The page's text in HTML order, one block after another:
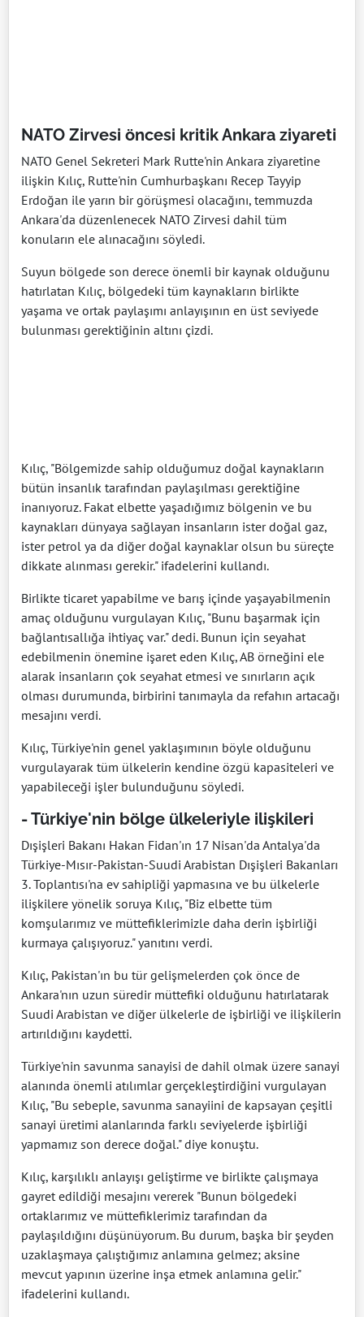
NATO Zirvesi öncesi kritik Ankara ziyareti
NATO Genel Sekreteri Mark Rutte'nin Ankara ziyaretine
ilişkin Kılıç, Rutte'nin Cumhurbaşkanı Recep Tayyip
Erdoğan ile yarın bir görüşmesi olacağını, temmuzda
Ankara'da düzenlenecek NATO Zirvesi dahil tüm
konuların ele alınacağını söyledi.
Suyun bölgede son derece önemli bir kaynak olduğunu
hatırlatan Kılıç, bölgedeki tüm kaynakların birlikte
yaşama ve ortak paylaşımı anlayışının en üst seviyede
bulunması gerektiğinin altını çizdi.
Kılıç, "Bölgemizde sahip olduğumuz doğal kaynakların
bütün insanlık tarafından paylaşılması gerektiğine
inanıyoruz. Fakat elbette yaşadığımız bölgenin ve bu
kaynakları dünyaya sağlayan insanların ister doğal gaz,
ister petrol ya da diğer doğal kaynaklar olsun bu süreçte
dikkate alınması gerekir." ifadelerini kullandı.
Birlikte ticaret yapabilme ve barış içinde yaşayabilmenin
amaç olduğunu vurgulayan Kılıç, "Bunu başarmak için
bağlantısallığa ihtiyaç var." dedi. Bunun için seyahat
edebilmenin önemine işaret eden Kılıç, AB örneğini ele
alarak insanların çok seyahat etmesi ve sınırların açık
olması durumunda, birbirini tanımayla da refahın artacağı
mesajını verdi.
Kılıç, Türkiye'nin genel yaklaşımının böyle olduğunu
vurgulayarak tüm ülkelerin kendine özgü kapasiteleri ve
yapabileceği işler bulunduğunu söyledi.
- Türkiye'nin bölge ülkeleriyle ilişkileri
Dışişleri Bakanı Hakan Fidan'ın 17 Nisan'da Antalya'da
Türkiye-Mısır-Pakistan-Suudi Arabistan Dışişleri Bakanları
3. Toplantısı'na ev sahipliği yapmasına ve bu ülkelerle
ilişkilere yönelik soruya Kılıç, "Biz elbette tüm
komşularımız ve müttefiklerimizle daha derin işbirliği
kurmaya çalışıyoruz." yanıtını verdi.
Kılıç, Pakistan'ın bu tür gelişmelerden çok önce de
Ankara'nın uzun süredir müttefiki olduğunu hatırlatarak
Suudi Arabistan ve diğer ülkelerle de işbirliği ve ilişkilerin
artırıldığını kaydetti.
Türkiye'nin savunma sanayisi de dahil olmak üzere sanayi
alanında önemli atılımlar gerçekleştirdiğini vurgulayan
Kılıç, "Bu sebeple, savunma sanayiini de kapsayan çeşitli
sanayi üretimi alanlarında farklı seviyelerde işbirliği
yapmamız son derece doğal." diye konuştu.
Kılıç, karşılıklı anlayışı geliştirme ve birlikte çalışmaya
gayret edildiği mesajını vererek "Bunun bölgedeki
ortaklarımız ve müttefiklerimiz tarafından da
paylaşıldığını düşünüyorum. Bu durum, başka bir şeyden
uzaklaşmaya çalıştığımız anlamına gelmez; aksine
mevcut yapının üzerine inşa etmek anlamına gelir."
ifadelerini kullandı.